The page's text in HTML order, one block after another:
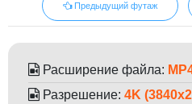
Предыдущий футаж
Расширение файла:
Разрешение: 4K